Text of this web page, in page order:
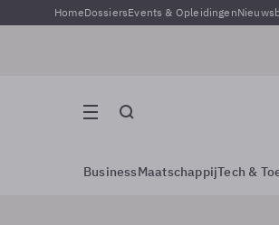
HomeDossiersEvents & Opleidingen
BusinessMaatschappijTech &